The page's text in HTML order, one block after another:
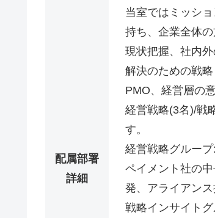
配属部署
詳細
当室ではミッシ
持ち、企業全体の
現状把握、社内
解決のための戦
PMO、経営層の
経営戦略(3名)/戦
す。
経営戦略グループ:
ペイメント社の
発、アライアン
戦略インサイト